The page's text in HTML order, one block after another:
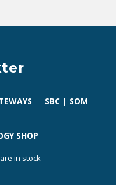
SBC | SOM
SHOP
in stock